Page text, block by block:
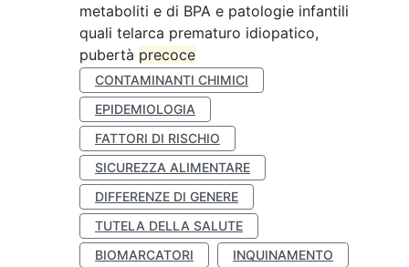
metaboliti e di BPA e patologie infantili
quali telarca prematuro idiopatico,
pubertà precoce
CONTAMINANTI CHIMICI
EPIDEMIOLOGIA
FATTORI DI RISCHIO
SICUREZZA ALIMENTARE
DIFFERENZE DI GENERE
TUTELA DELLA SALUTE
BIOMARCATORI
INQUINAMENTO